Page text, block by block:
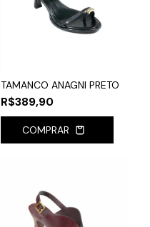
TAMANCO ANAGNI PRETO
R$389,90
COMPRAR